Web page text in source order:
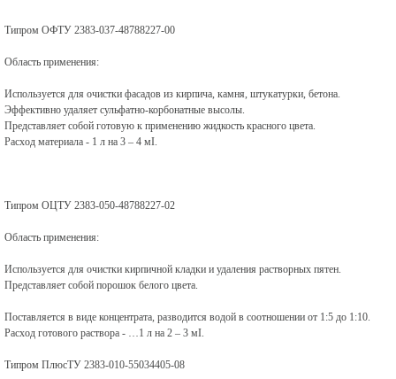
Типром ОФТУ 2383-037-48788227-00
Область применения:
Используется для очистки фасадов из кирпича, камня, штукатурки, бетона.
Эффективно удаляет сульфатно-корбонатные высолы.
Представляет собой готовую к применению жидкость красного цвета.
Расход материала - 1 л на 3 – 4 мІ.
Типром ОЦТУ 2383-050-48788227-02
Область применения:
Используется для очистки кирпичной кладки и удаления растворных пятен.
Представляет собой порошок белого цвета.
Поставляется в виде концентрата, разводится водой в соотношении от 1:5 до 1:10.
Расход готового раствора - …1 л на 2 – 3 мІ.
Типром ПлюсТУ 2383-010-55034405-08